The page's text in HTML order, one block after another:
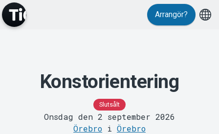
MyTickster
Arrangör?
Konstorientering
Slutsålt
Onsdag den 2 september 2026
Örebro i Örebro